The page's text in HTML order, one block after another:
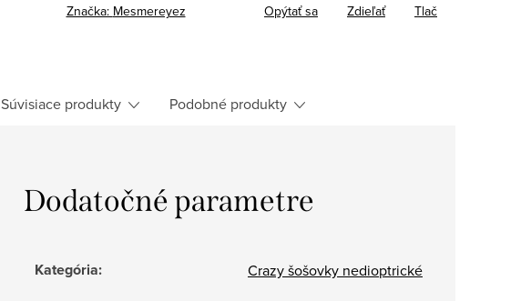
Značka: Mesmereyez Tlač
Opýtať sa Zdieľať
Súvisiace produkty Podobné produkty
Dodatočné parametre
Kategória: Crazy šošovky nedioptrické